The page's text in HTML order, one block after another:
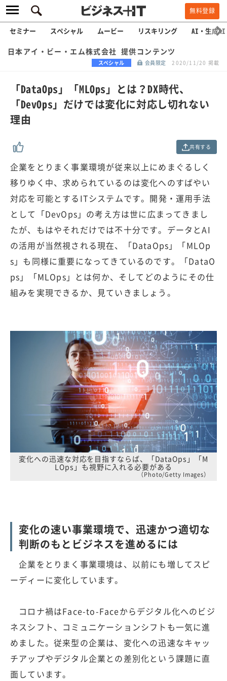
無料登録
セミナー スペシャル ムービー リスキリング AI・生成AI
日本アイ・ビー・エム株式会社 提供コンテンツ
スペシャル 会員限定 2020/11/20 掲載
「DataOps」「MLOps」とは？DX時代、
「DevOps」だけでは変化に対応し切れない
理由
共有する
企業をとりまく事業環境が従来以上にめまぐるしく
移りゆく中、求められているのは変化へのすばやい
対応を可能とするITシステムです。開発・運用手法
として「DevOps」の考え方は世に広まってきまし
たが、もはやそれだけでは不十分です。データとAI
の活用が当然視される現在、「DataOps」「MLOp
s」も同様に重要になってきているのです。「DataO
ps」「MLOps」とは何か、そしてどのようにその仕
組みを実現できるか、見ていきましょう。
変化への迅速な対応を目指すならば、「DataOps」「M
LOps」も視野に入れる必要がある
（Photo/Getty Images）
変化の速い事業環境で、迅速かつ適切な
判断のもとビジネスを進めるには
企業をとりまく事業環境は、以前にも増してスピ
ーディーに変化しています。
コロナ禍はFace-to-Faceからデジタル化へのビジ
ネスシフト、コミュニケーションシフトも一気に進
めました。従来型の企業は、変化への迅速なキャッ
チアップやデジタル企業との差別化という課題に直
面しています。